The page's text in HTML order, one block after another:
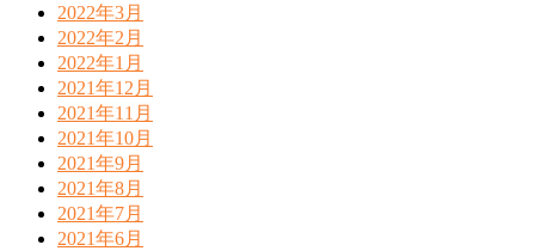
2022年3月
2022年2月
2022年1月
2021年12月
2021年11月
2021年10月
2021年9月
2021年8月
2021年7月
2021年6月